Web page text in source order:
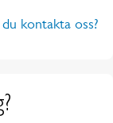
kontakta oss?